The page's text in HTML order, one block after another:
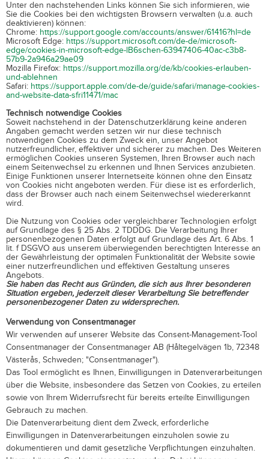
Unter den nachstehenden Links können Sie sich informieren, wie
Sie die Cookies bei den wichtigsten Browsern verwalten (u.a. auch
deaktivieren) können:
Chrome: https://support.google.com/accounts/answer/61416?hl=de
Microsoft Edge: https://support.microsoft.com/de-de/microsoft-
edge/cookies-in-microsoft-edge-lB6schen-63947406-40ac-c3b8-
57b9-2a946a29ae09
Mozilla Firefox: https://support.mozilla.org/de/kb/cookies-erlauben-
und-ablehnen
Safari: https://support.apple.com/de-de/guide/safari/manage-cookies-
and-website-data-sfri11471/mac
Technisch notwendige Cookies
Soweit nachstehend in der Datenschutzerklärung keine anderen
Angaben gemacht werden setzen wir nur diese technisch
notwendigen Cookies zu dem Zweck ein, unser Angebot
nutzerfreundlicher, effektiver und sicherer zu machen. Des Weiteren
ermöglichen Cookies unseren Systemen, Ihren Browser auch nach
einem Seitenwechsel zu erkennen und Ihnen Services anzubieten.
Einige Funktionen unserer Internetseite können ohne den Einsatz
von Cookies nicht angeboten werden. Für diese ist es erforderlich,
dass der Browser auch nach einem Seitenwechsel wiedererkannt
wird.
Die Nutzung von Cookies oder vergleichbarer Technologien erfolgt
auf Grundlage des § 25 Abs. 2 TDDDG. Die Verarbeitung Ihrer
personenbezogenen Daten erfolgt auf Grundlage des Art. 6 Abs. 1
lit. f DSGVO aus unserem überwiegenden berechtigten Interesse an
der Gewährleistung der optimalen Funktionalität der Website sowie
einer nutzerfreundlichen und effektiven Gestaltung unseres
Angebots.
Sie haben das Recht aus Gründen, die sich aus Ihrer besonderen
Situation ergeben, jederzeit dieser Verarbeitung Sie betreffender
personenbezogener Daten zu widersprechen.
Verwendung von Consentmanager
Wir verwenden auf unserer Website das Consent-Management-Tool
Consentmanager der Consentmanager AB (Håltegelvägen 1b, 72348
Västerås, Schweden; "Consentmanager").
Das Tool ermöglicht es Ihnen, Einwilligungen in Datenverarbeitungen
über die Website, insbesondere das Setzen von Cookies, zu erteilen
sowie von Ihrem Widerrufsrecht für bereits erteilte Einwilligungen
Gebrauch zu machen.
Die Datenverarbeitung dient dem Zweck, erforderliche
Einwilligungen in Datenverarbeitungen einzuholen sowie zu
dokumentieren und damit gesetzliche Verpflichtungen einzuhalten.